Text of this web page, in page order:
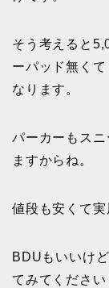
そう考えると
ーパッド無く
なります。
パーカーもス
ますからね。
値段も安くて実
BDUもいいけ
てみてください